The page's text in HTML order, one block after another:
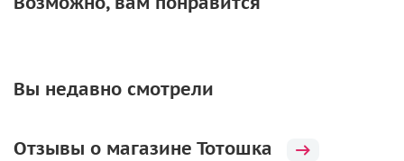
Вы недавно смотрели
Отзывы о магазине Тотошка